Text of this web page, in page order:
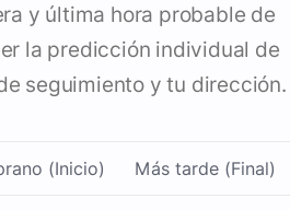
y última hora probable de
la predicción individual de
seguimiento y tu dirección.
(Inicio) Más tarde (Final)